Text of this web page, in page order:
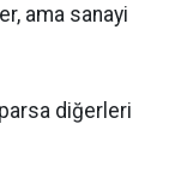
ama sanayi
diğerleri